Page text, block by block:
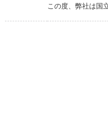
この度、弊社は国